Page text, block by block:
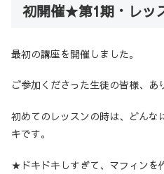
初開催★第1期・レッ
最初の講座を開催しました。
ご参加くださった生徒の皆様、あ
初めてのレッスンの時は、どんな
キです。
★ドキドキしすぎて、マフィンを